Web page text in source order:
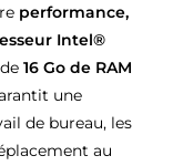
performance,
Intel®
16 Go de RAM
une
de bureau, les
au